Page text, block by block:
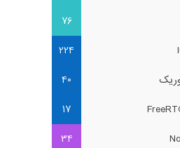
76
224
40
17
34